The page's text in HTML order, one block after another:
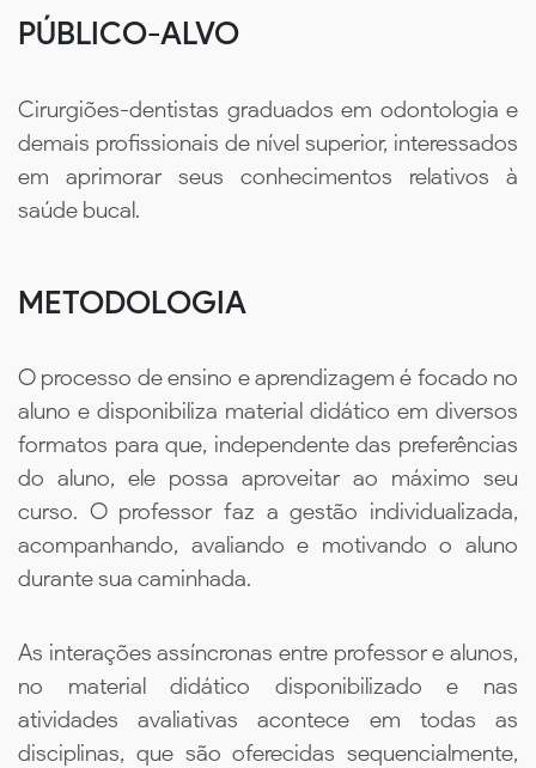
PÚBLICO-ALVO
Cirurgiões-dentistas graduados em odontologia e
demais profissionais de nível superior, interessados
em aprimorar seus conhecimentos relativos à
saúde bucal.
METODOLOGIA
O processo de ensino e aprendizagem é focado no
aluno e disponibiliza material didático em diversos
formatos para que, independente das preferências
do aluno, ele possa aproveitar ao máximo seu
curso. O professor faz a gestão individualizada,
acompanhando, avaliando e motivando o aluno
durante sua caminhada.
As interações assíncronas entre professor e alunos,
no material didático disponibilizado e nas
atividades avaliativas acontece em todas as
disciplinas, que são oferecidas sequencialmente,